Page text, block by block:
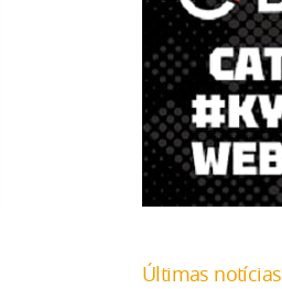
Últimas notícias